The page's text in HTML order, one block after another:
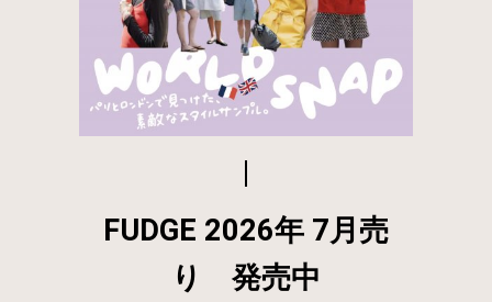
FUDGE 2026年 7月売
り 発売中